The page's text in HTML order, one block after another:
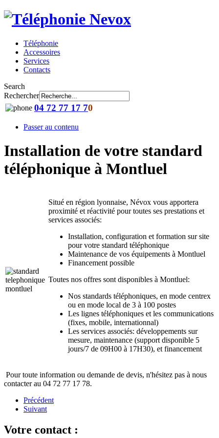
Téléphonie
Accessoires
Services
Contacts
Search
Rechercher
04 72 77 17 70
Passer au contenu
Installation de votre standard
téléphonique à Montluel
Situé en région lyonnaise, Névox vous apportera
proximité et réactivité pour toutes ses prestations et
services associés:
Installation, configuration et formation sur site
pour votre standard téléphonique
Maintenance de vos équipements à Montluel
Financement possible
Toutes nos offres sont disponibles à Montluel:
Nos standards téléphoniques, en mode centrex
ou en mode local de 3 à 100 postes
Les lignes téléphoniques et les communications
(fixes, mobile, internationnal)
Les services associés: développements sur
mesure, maintenance (support disponible 5
jours/7 de 09H00 à 17H30), et financement
Pour toute information ou demande de devis, n'hésitez pas à nous
contacter au 04 72 77 17 78.
Précédent
Suivant
Votre contact :